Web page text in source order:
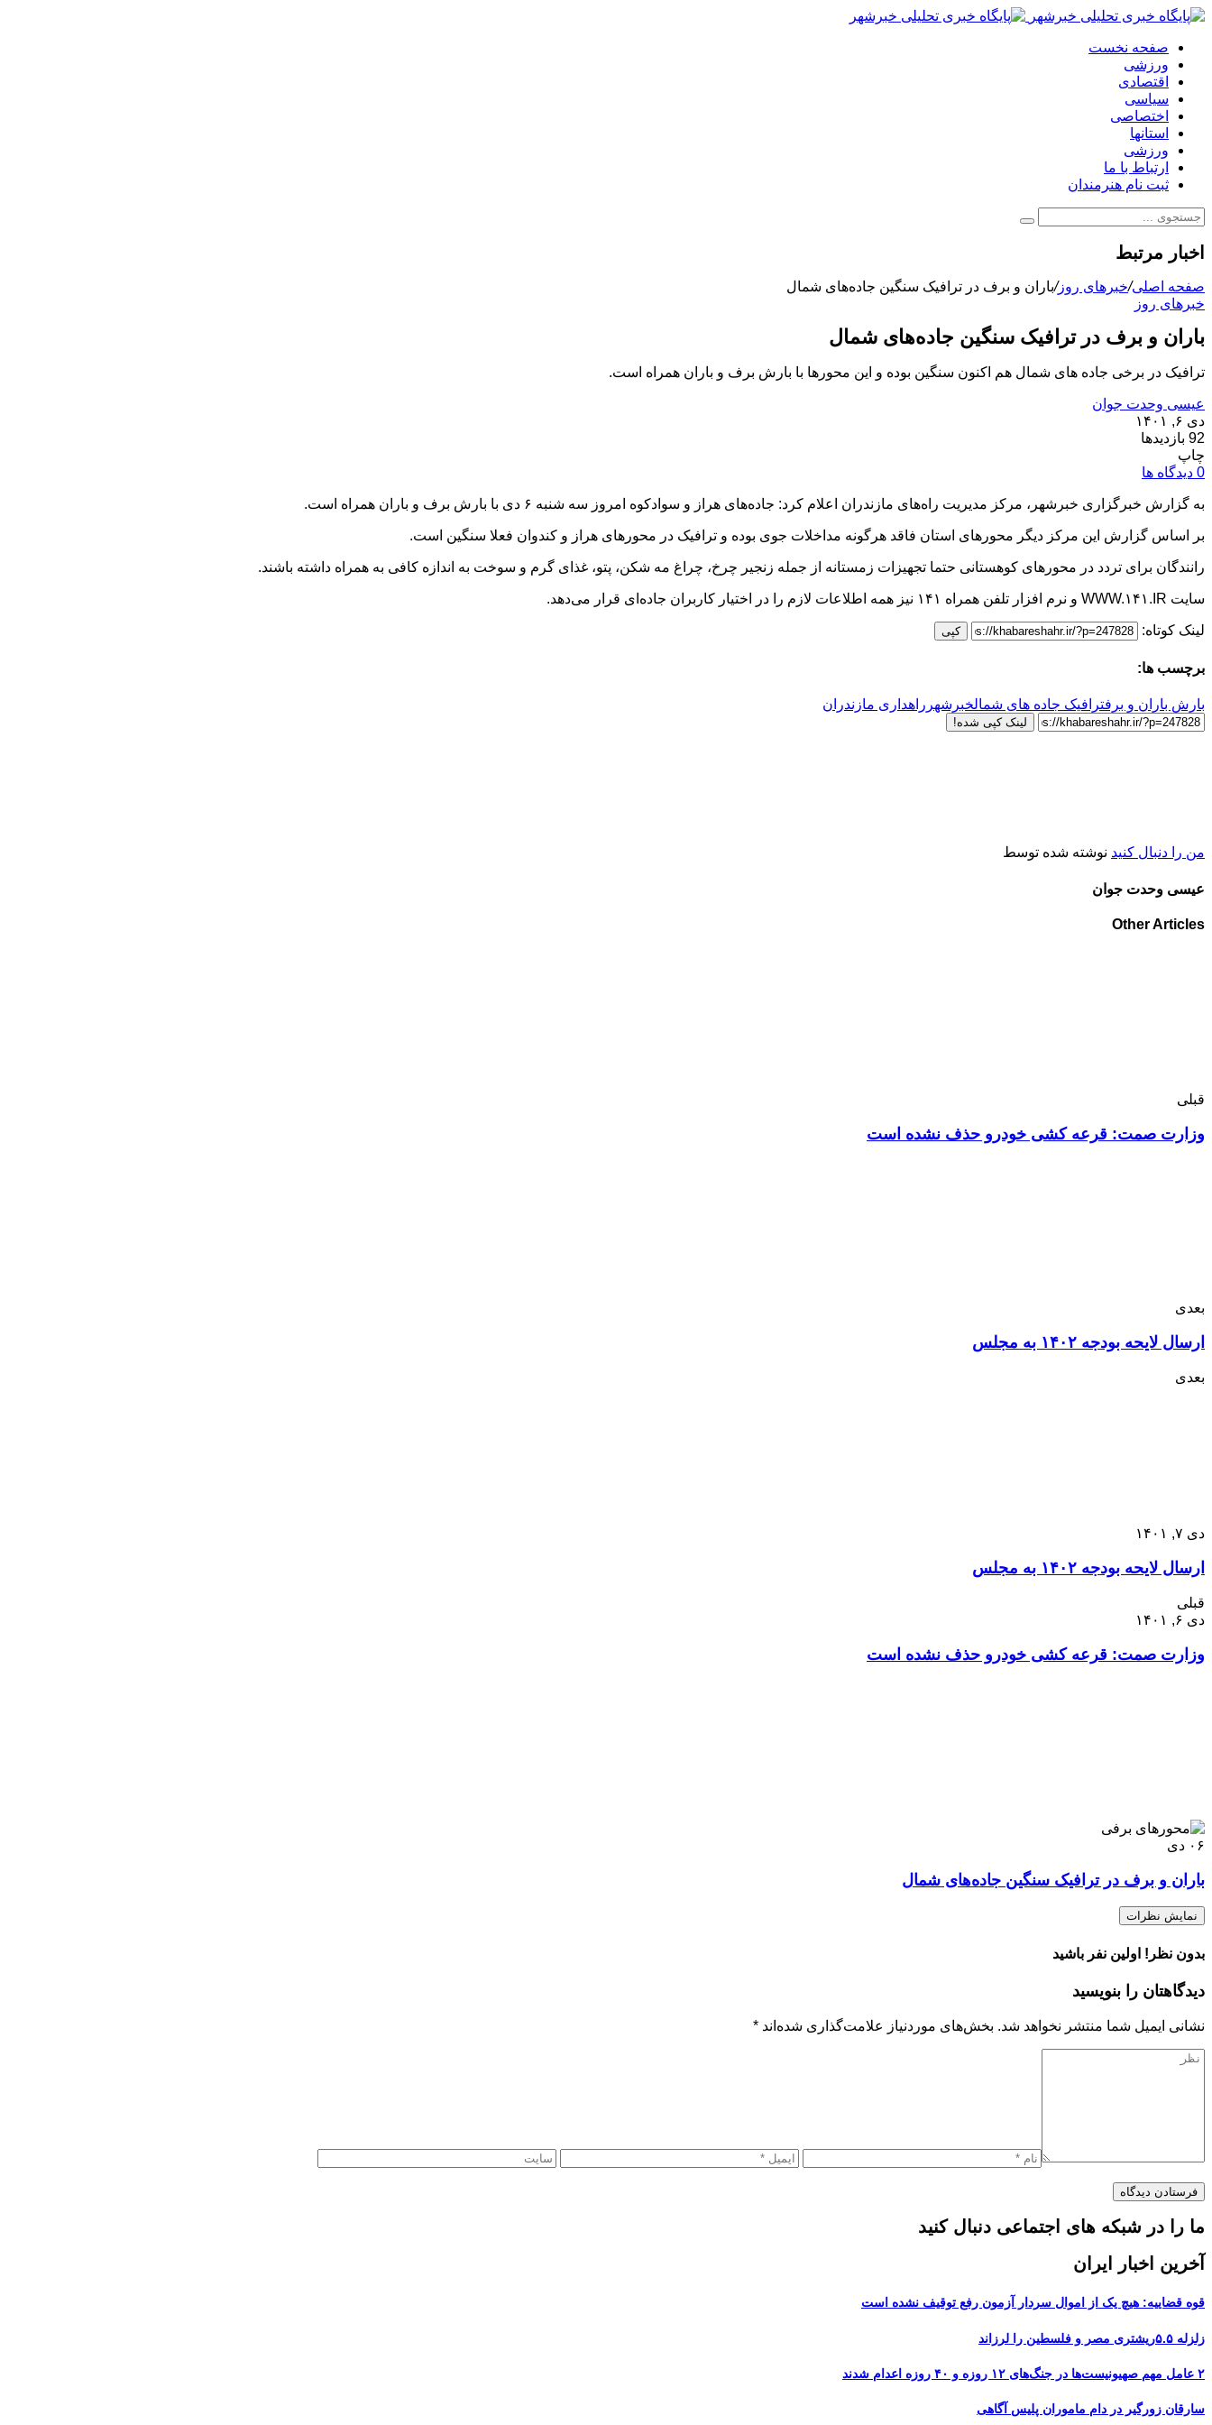
صفحه نخست
ورزشی
اقتصادی
سیاسی
اختصاصی
استانها
ورزشی
ارتباط با ما
ثبت نام هنرمندان
اخبار مرتبط
صفحه اصلی/خبرهای روز/باران و برف در ترافیک سنگین جاده‌های شمال
خبرهای روز
باران و برف در ترافیک سنگین جاده‌های شمال
ترافیک در برخی جاده های شمال هم اکنون سنگین بوده و این محورها با بارش برف و باران همراه است.
عیسی وحدت جوان
دی ۶, ۱۴۰۱
92 بازدیدها
چاپ
0 دیدگاه ها
به گزارش خبرگزاری خبرشهر، مرکز مدیریت راه‌های مازندران اعلام کرد: جاده‌های هراز و سوادکوه امروز سه شنبه ۶ دی با بارش برف و باران همراه است.
بر اساس گزارش این مرکز دیگر محور‌های استان فاقد هرگونه مداخلات جوی بوده و ترافیک در محور‌های هراز و کندوان فعلا سنگین است.
رانندگان برای تردد در محور‌های کوهستانی حتما تجهیزات زمستانه از جمله زنجیر چرخ، چراغ مه شکن، پتو، غذای گرم و سوخت به اندازه کافی به همراه داشته باشند.
سایت WWW.۱۴۱.IR و نرم افزار تلفن همراه ۱۴۱ نیز همه اطلاعات لازم را در اختیار کاربران جاده‌ای قرار می‌دهد.
لینک کوتاه: کپی
برچسب ها:
بارش باران و برفترافیک جاده های شمالخبرشهر راهداری مازندران
لینک کپی شده!
من را دنبال کنید نوشته شده توسط
عیسی وحدت جوان
Other Articles
قبلی
وزارت صمت:‌ قرعه کشی خودرو حذف نشده است
بعدی
ارسال لایحه بودجه ۱۴۰۲ به مجلس
بعدی
دی ۷, ۱۴۰۱
ارسال لایحه بودجه ۱۴۰۲ به مجلس
قبلی
دی ۶, ۱۴۰۱
وزارت صمت:‌ قرعه کشی خودرو حذف نشده است
۰۶ دی
باران و برف در ترافیک سنگین جاده‌های شمال
نمایش نظرات
بدون نظر! اولین نفر باشید
دیدگاهتان را بنویسید
نشانی ایمیل شما منتشر نخواهد شد. بخش‌های موردنیاز علامت‌گذاری شده‌اند *
ما را در شبکه های اجتماعی دنبال کنید
آخرین اخبار ایران
قوه قضاییه: هیچ یک از اموال سردار آزمون رفع توقیف نشده است
زلزله ۵.۵ریشتری مصر و فلسطین را لرزاند
۲ عامل مهم صهیونیست‌ها در جنگ‌های ۱۲ روزه و ۴۰ روزه اعدام شدند
سارقان زورگیر در دام ماموران پلیس آگاهی